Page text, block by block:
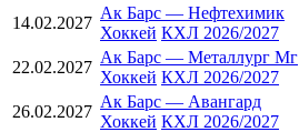
14.02.2027
Ак Барс — Нефтехимик
Хоккей КХЛ 2026/2027
22.02.2027
Ак Барс — Металлург Мг
Хоккей КХЛ 2026/2027
26.02.2027
Ак Барс — Авангард
Хоккей КХЛ 2026/2027